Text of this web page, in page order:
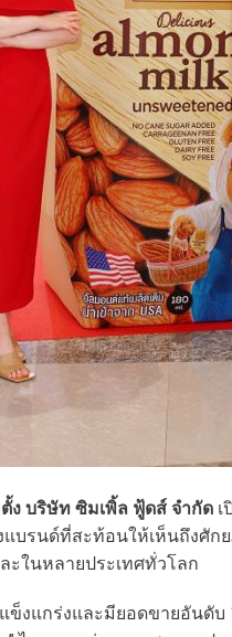
ง บริษัท ซิมเพิ้ล ฟู้ดส์ จำกัด
บรนด์ที่สะท้อนให้เห็นถึงศัก
ในหลายประเทศทั่วโลก
ข็งแกร่งและมียอดขายอันดั